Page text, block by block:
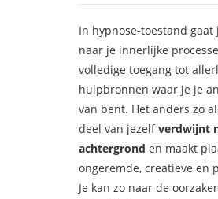
In hypnose-toestand gaat
naar je innerlijke
volledige toegang tot
hulpbronnen waar je je
van bent. Het anders zo
deel van jezelfverdwijnt
achtergrond en maakt
ongeremde, creatieve en
Je kan zo naar de